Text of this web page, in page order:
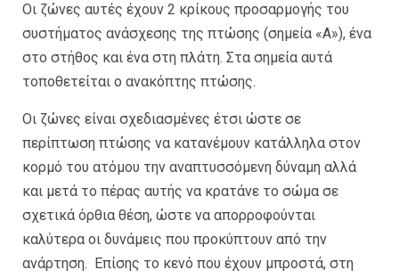
Οι ζώνες αυτές έχουν 2 κρίκους προσαρμογής του
συστήματος ανάσχεσης της πτώσης (σημεία «Α»), ένα
στο στήθος και ένα στη πλάτη. Στα σημεία αυτά
τοποθετείται ο ανακόπτης πτώσης.
Οι ζώνες είναι σχεδιασμένες έτσι ώστε σε
περίπτωση πτώσης να κατανέμουν κατάλληλα στον
κορμό του ατόμου την αναπτυσσόμενη δύναμη αλλά
και μετά το πέρας αυτής να κρατάνε το σώμα σε
σχετικά όρθια θέση, ώστε να απορροφούνται
καλύτερα οι δυνάμεις που προκύπτουν από την
ανάρτηση. Επίσης το κενό που έχουν μπροστά, στη